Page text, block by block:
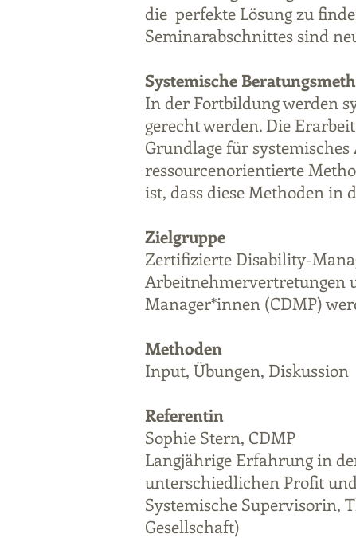
die perfekte Lösung zu
Seminarabschnittes sind
Systemische
In der Fortbildung werden
gerecht werden. Die
Grundlage für
ressourcenorientierte
ist, dass diese Methoden in
Zielgruppe
Zertifizierte Disability-
Arbeitnehmervertretungen
Manager*innen (CDMP)
Methoden
Input, Übungen, Diskussion
Referentin
Sophie Stern, CDMP
Langjährige Erfahrung in
unterschiedlichen Profit
Systemische Supervisorin,
Gesellschaft)